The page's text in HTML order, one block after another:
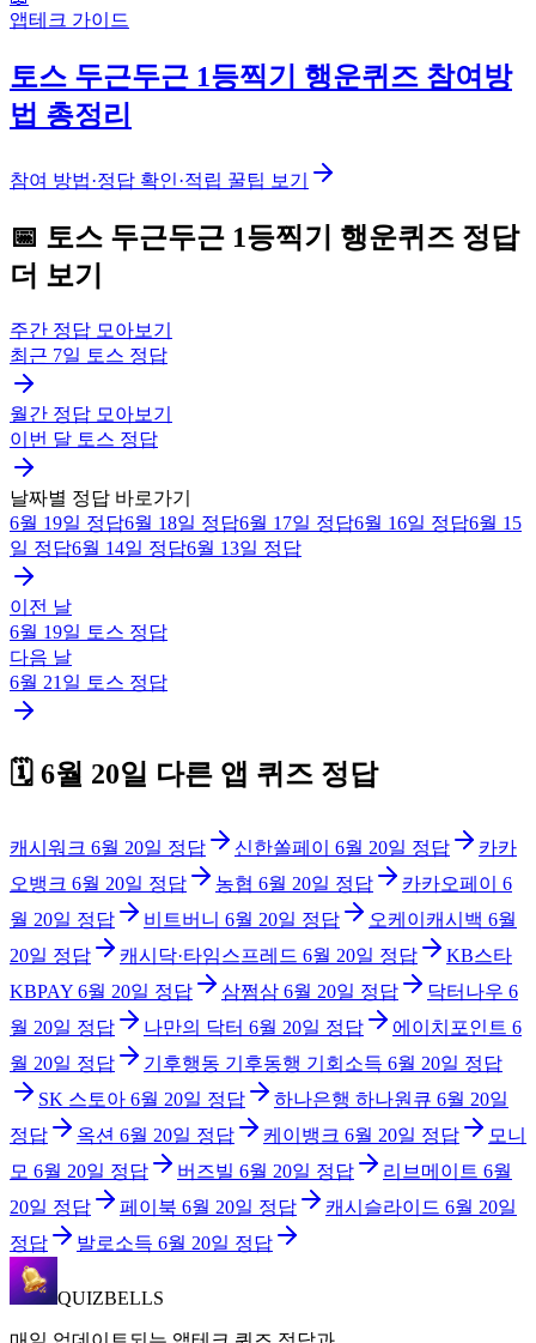
앱테크 가이드
토스 두근두근 1등찍기 행운퀴즈 참여방
법 총정리
참여 방법·정답 확인·적립 꿀팁 보기
📅 토스 두근두근 1등찍기 행운퀴즈 정답
더 보기
주간 정답 모아보기
최근 7일 토스 정답
월간 정답 모아보기
이번 달 토스 정답
날짜별 정답 바로가기
6월 19일 정답6월 18일 정답6월 17일 정답6월 16일 정답6월 15
일 정답6월 14일 정답6월 13일 정답
이전 날
6월 19일 토스 정답
다음 날
6월 21일 토스 정답
🗓️ 6월 20일 다른 앱 퀴즈 정답
캐시워크 6월 20일 정답 신한쏠페이 6월 20일 정답
카카
오뱅크 6월 20일 정답 농협 6월 20일 정답 카카오페이
6
월 20일 정답 비트버니 6월 20일 정답 오케이캐시백 6월
20일 정답 캐시닥·타임스프레드 6월 20일 정답
KB스타
KBPAY 6월 20일 정답 삼쩜삼 6월 20일 정답 닥터나우 6
월 20일 정답 나만의 닥터 6월 20일 정답 에이치포인트 6
월 20일 정답 기후행동 기후동행 기회소득 6월 20일 정답
SK 스토아 6월 20일 정답 하나은행 하나원큐 6월 20일
정답
옥션 6월 20일 정답 케이뱅크 6월 20일 정답
모니
모 6월 20일 정답 버즈빌 6월 20일 정답 리브메이트 6월
20일 정답 페이북 6월 20일 정답 캐시슬라이드 6월 20일
정답
발로소득 6월 20일 정답
QUIZBELLS